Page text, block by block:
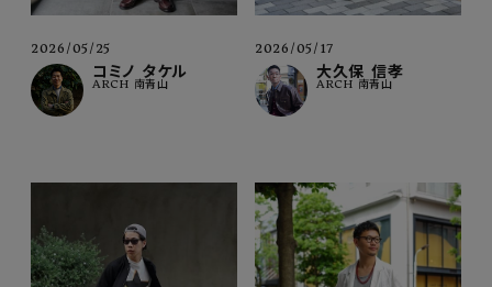
2026/05/25
コミノ タケル
ARCH 南青山
2026/05/17
大久保 信孝
ARCH 南青山